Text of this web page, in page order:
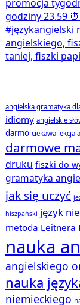
angielska gramatyka
idiomy angielskie
darmo ciekawa lekcja
darmowe
druku fiszki do
gramatyka
jak się uczyć
hiszpański język
metoda Leitnera
nauka
angielskiego
nauka
niemieckiego